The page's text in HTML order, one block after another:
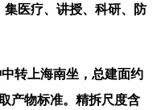
集医疗、讲授、科研、防
转上海南坐，总建面约
产物标准。精拆尺度含